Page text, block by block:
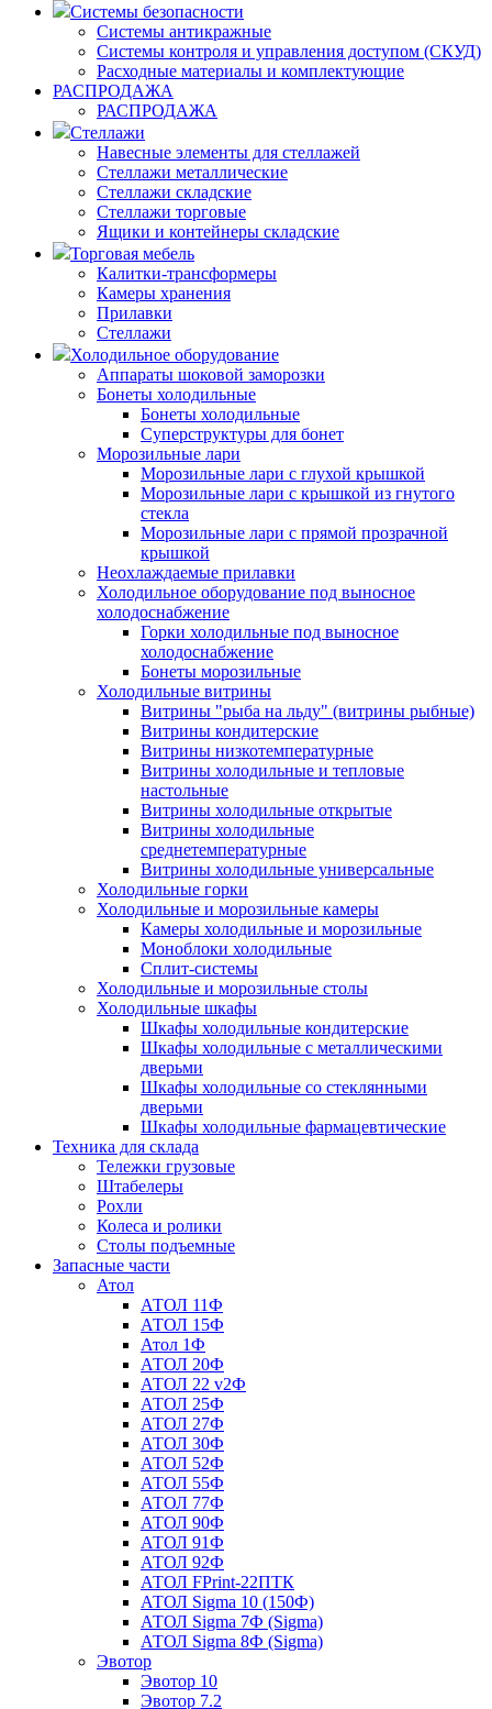
Системы безопасности
Системы антикражные
Системы контроля и управления доступом (СКУД)
Расходные материалы и комплектующие
РАСПРОДАЖА
РАСПРОДАЖА
Стеллажи
Навесные элементы для стеллажей
Стеллажи металлические
Стеллажи складские
Стеллажи торговые
Ящики и контейнеры складские
Торговая мебель
Калитки-трансформеры
Камеры хранения
Прилавки
Стеллажи
Холодильное оборудование
Аппараты шоковой заморозки
Бонеты холодильные
Бонеты холодильные
Суперструктуры для бонет
Морозильные лари
Морозильные лари с глухой крышкой
Морозильные лари с крышкой из гнутого
стекла
Морозильные лари с прямой прозрачной
крышкой
Неохлаждаемые прилавки
Холодильное оборудование под выносное
холодоснабжение
Горки холодильные под выносное
холодоснабжение
Бонеты морозильные
Холодильные витрины
Витрины "рыба на льду" (витрины рыбные)
Витрины кондитерские
Витрины низкотемпературные
Витрины холодильные и тепловые
настольные
Витрины холодильные открытые
Витрины холодильные
среднетемпературные
Витрины холодильные универсальные
Холодильные горки
Холодильные и морозильные камеры
Камеры холодильные и морозильные
Моноблоки холодильные
Сплит-системы
Холодильные и морозильные столы
Холодильные шкафы
Шкафы холодильные кондитерские
Шкафы холодильные с металлическими
дверьми
Шкафы холодильные со стеклянными
дверьми
Шкафы холодильные фармацевтические
Техника для склада
Тележки грузовые
Штабелеры
Рохли
Колеса и ролики
Столы подъемные
Запасные части
Атол
АТОЛ 11Ф
АТОЛ 15Ф
Атол 1Ф
АТОЛ 20Ф
АТОЛ 22 v2Ф
АТОЛ 25Ф
АТОЛ 27Ф
АТОЛ 30Ф
АТОЛ 52Ф
АТОЛ 55Ф
АТОЛ 77Ф
АТОЛ 90Ф
АТОЛ 91Ф
АТОЛ 92Ф
АТОЛ FPrint-22ПТК
АТОЛ Sigma 10 (150Ф)
АТОЛ Sigma 7Ф (Sigma)
АТОЛ Sigma 8Ф (Sigma)
Эвотор
Эвотор 10
Эвотор 7.2